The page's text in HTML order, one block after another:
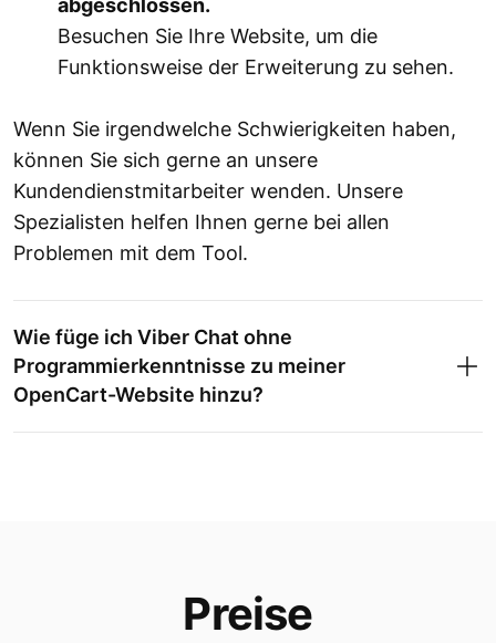
abgeschlossen.
Besuchen Sie Ihre Website, um die
Funktionsweise der Erweiterung zu sehen.
Wenn Sie irgendwelche Schwierigkeiten haben,
können Sie sich gerne an unsere
Kundendienstmitarbeiter wenden. Unsere
Spezialisten helfen Ihnen gerne bei allen
Problemen mit dem Tool.
Wie füge ich Viber Chat ohne
Programmierkenntnisse zu meiner
OpenCart-Website hinzu?
Preise